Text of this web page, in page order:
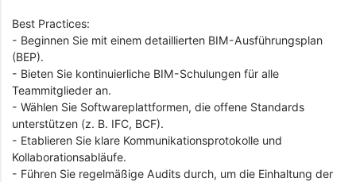
Best Practices:
- Beginnen Sie mit einem detaillierten BIM-Ausführungsplan
(BEP).
- Bieten Sie kontinuierliche BIM-Schulungen für alle
Teammitglieder an.
- Wählen Sie Softwareplattformen, die offene Standards
unterstützen (z. B. IFC, BCF).
- Etablieren Sie klare Kommunikationsprotokolle und
Kollaborationsabläufe.
- Führen Sie regelmäßige Audits durch, um die Einhaltung der